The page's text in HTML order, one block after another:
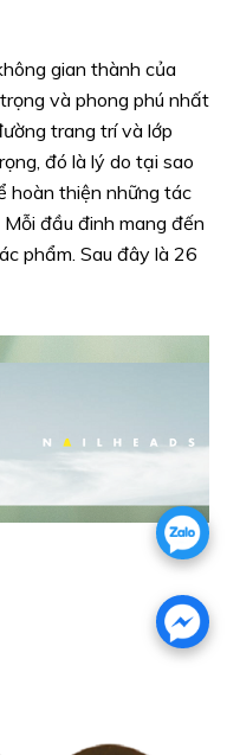
gian thành của
và phong phú nhất
trang trí và lớp
đó là lý do tại sao
hoàn thiện những tác
đầu đinh mang đến
phẩm. Sau đây là 26